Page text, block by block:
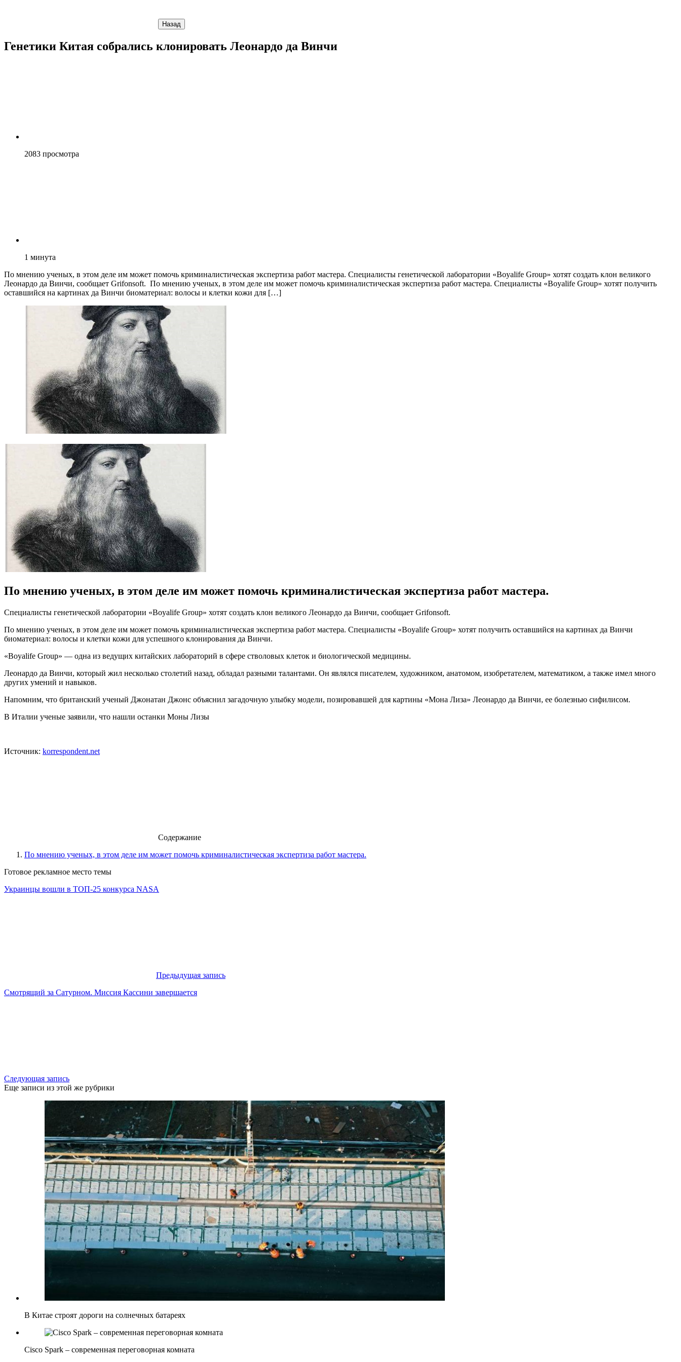
Назад
Генетики Китая собрались клонировать Леонардо да Винчи
2083 просмотра
1 минута
По мнению ученых, в этом деле им может помочь криминалистическая экспертиза работ мастера. Специалисты генетической лаборатории «Boyalife Group» хотят создать клон великого
Леонардо да Винчи, сообщает Grifonsoft. По мнению ученых, в этом деле им может помочь криминалистическая экспертиза работ мастера. Специалисты «Boyalife Group» хотят получить
оставшийся на картинах да Винчи биоматериал: волосы и клетки кожи для […]
По мнению ученых, в этом деле им может помочь криминалистическая экспертиза работ мастера.
Специалисты генетической лаборатории «Boyalife Group» хотят создать клон великого Леонардо да Винчи, сообщает Grifonsoft.
По мнению ученых, в этом деле им может помочь криминалистическая экспертиза работ мастера. Специалисты «Boyalife Group» хотят получить оставшийся на картинах да Винчи
биоматериал: волосы и клетки кожи для успешного клонирования да Винчи.
«Boyalife Group» — одна из ведущих китайских лабораторий в сфере стволовых клеток и биологической медицины.
Леонардо да Винчи, который жил несколько столетий назад, обладал разными талантами. Он являлся писателем, художником, анатомом, изобретателем, математиком, а также имел много
других умений и навыков.
Напомним, что британский ученый Джонатан Джонс объяснил загадочную улыбку модели, позировавшей для картины «Мона Лиза» Леонардо да Винчи, ее болезнью сифилисом.
В Италии ученые заявили, что нашли останки Моны Лизы
Источник: korrespondent.net
Содержание
По мнению ученых, в этом деле им может помочь криминалистическая экспертиза работ мастера.
Готовое рекламное место темы
Украинцы вошли в ТОП-25 конкурса NASA
Предыдущая запись
Смотрящий за Сатурном. Миссия Кассини завершается
Следующая запись
Еще записи из этой же рубрики
В Китае строят дороги на солнечных батареях
Cisco Spark – современная переговорная комната